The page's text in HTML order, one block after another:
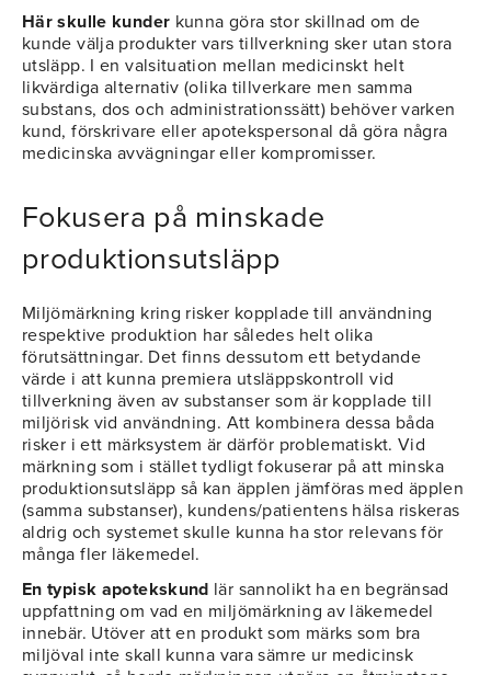
Här skulle kunder kunna göra stor skillnad om de
kunde välja produkter vars tillverkning sker utan stora
utsläpp. I en valsituation mellan medicinskt helt
likvärdiga alternativ (olika tillverkare men samma
substans, dos och administrationssätt) behöver varken
kund, förskrivare eller apotekspersonal då göra några
medicinska avvägningar eller kompromisser.
Fokusera på minskade
produktionsutsläpp
Miljömärkning kring risker kopplade till användning
respektive produktion har således helt olika
förutsättningar. Det finns dessutom ett betydande
värde i att kunna premiera utsläppskontroll vid
tillverkning även av substanser som är kopplade till
miljörisk vid användning. Att kombinera dessa båda
risker i ett märksystem är därför problematiskt. Vid
märkning som i stället tydligt fokuserar på att minska
produktionsutsläpp så kan äpplen jämföras med äpplen
(samma substanser), kundens/patientens hälsa riskeras
aldrig och systemet skulle kunna ha stor relevans för
många fler läkemedel.
En typisk apotekskund lär sannolikt ha en begränsad
uppfattning om vad en miljömärkning av läkemedel
innebär. Utöver att en produkt som märks som bra
miljöval inte skall kunna vara sämre ur medicinsk